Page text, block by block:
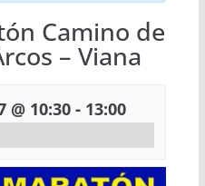
Camino de
– Viana
@ 10:30- 13:00